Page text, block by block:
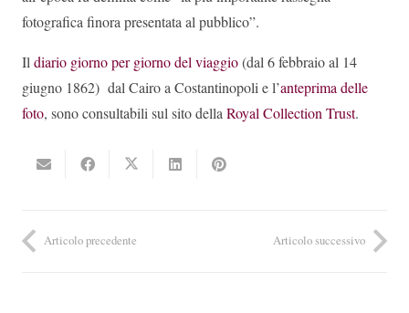
fotografica finora presentata al pubblico”.
Il diario giorno per giorno del viaggio(dal 6 febbraio al 14
giugno 1862) dal Cairo a Costantinopoli e l’anteprima delle
foto, sono consultabili sul sito della Royal Collection Trust.
Articolo precedente Articolo successivo